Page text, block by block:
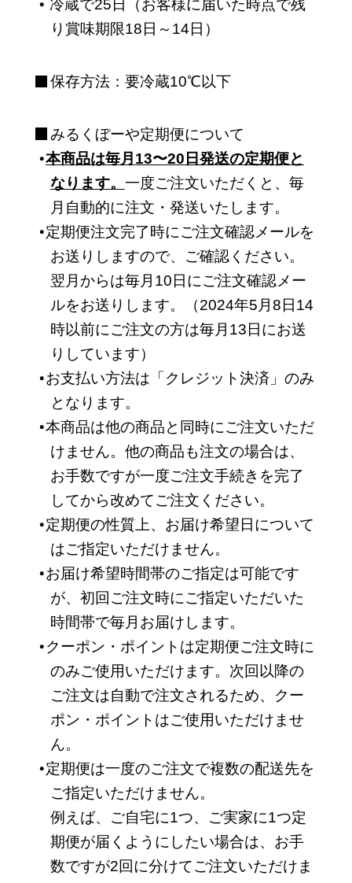
冷蔵で25日（お客様に届いた時点で残
り賞味期限18日～14日）
保存方法：要冷蔵10℃以下
みるくぼーや定期便について
本商品は毎月13〜20日発送の定期便と
なります。 一度ご注文いただくと、毎
月自動的に注文・発送いたします。
定期便注文完了時にご注文確認メールを
お送りしますので、ご確認ください。
翌月からは毎月10日にご注文確認メー
ルをお送りします。（2024年5月8日14
時以前にご注文の方は毎月13日にお送
りしています）
お支払い方法は「クレジット決済」のみ
となります。
本商品は他の商品と同時にご注文いただ
けません。他の商品も注文の場合は、
お手数ですが一度ご注文手続きを完了
してから改めてご注文ください。
定期便の性質上、お届け希望日について
はご指定いただけません。
お届け希望時間帯のご指定は可能です
が、初回ご注文時にご指定いただいた
時間帯で毎月お届けします。
クーポン・ポイントは定期便ご注文時に
のみご使用いただけます。次回以降の
ご注文は自動で注文されるため、クー
ポン・ポイントはご使用いただけませ
ん。
定期便は一度のご注文で複数の配送先を
ご指定いただけません。
例えば、ご自宅に1つ、ご実家に1つ定
期便が届くようにしたい場合は、お手
数ですが2回に分けてご注文いただけま